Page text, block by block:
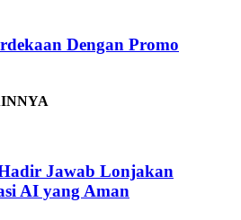
Dengan Promo
Jawab Lonjakan
AI yang Aman